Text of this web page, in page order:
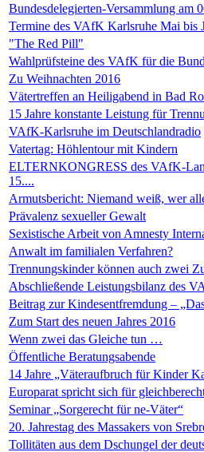
Bundesdelegierten-Versammlung am
Termine des VAfK Karlsruhe Mai bis
"The Red Pill"
Wahlprüfsteine des VAfK für die
Zu Weihnachten 2016
Vätertreffen an Heiligabend in Bad
15 Jahre konstante Leistung für
VAfK-Karlsruhe im Deutschlandradio
Vatertag: Höhlentour mit Kindern
ELTERNKONGRESS des VAfK-
15....
Armutsbericht: Niemand weiß, wer
Prävalenz sexueller Gewalt
Sexistische Arbeit von Amnesty
Anwalt im familialen Verfahren?
Trennungskinder können auch zwei
Abschließende Leistungsbilanz des
Beitrag zur Kindesentfremdung –
Zum Start des neuen Jahres 2016
Wenn zwei das Gleiche tun …
Öffentliche Beratungsabende
14 Jahre „Väteraufbruch für Kinder
Europarat spricht sich für
Seminar „Sorgerecht für ne-Väter“
20. Jahrestag des Massakers von
Tollitäten aus dem Dschungel der